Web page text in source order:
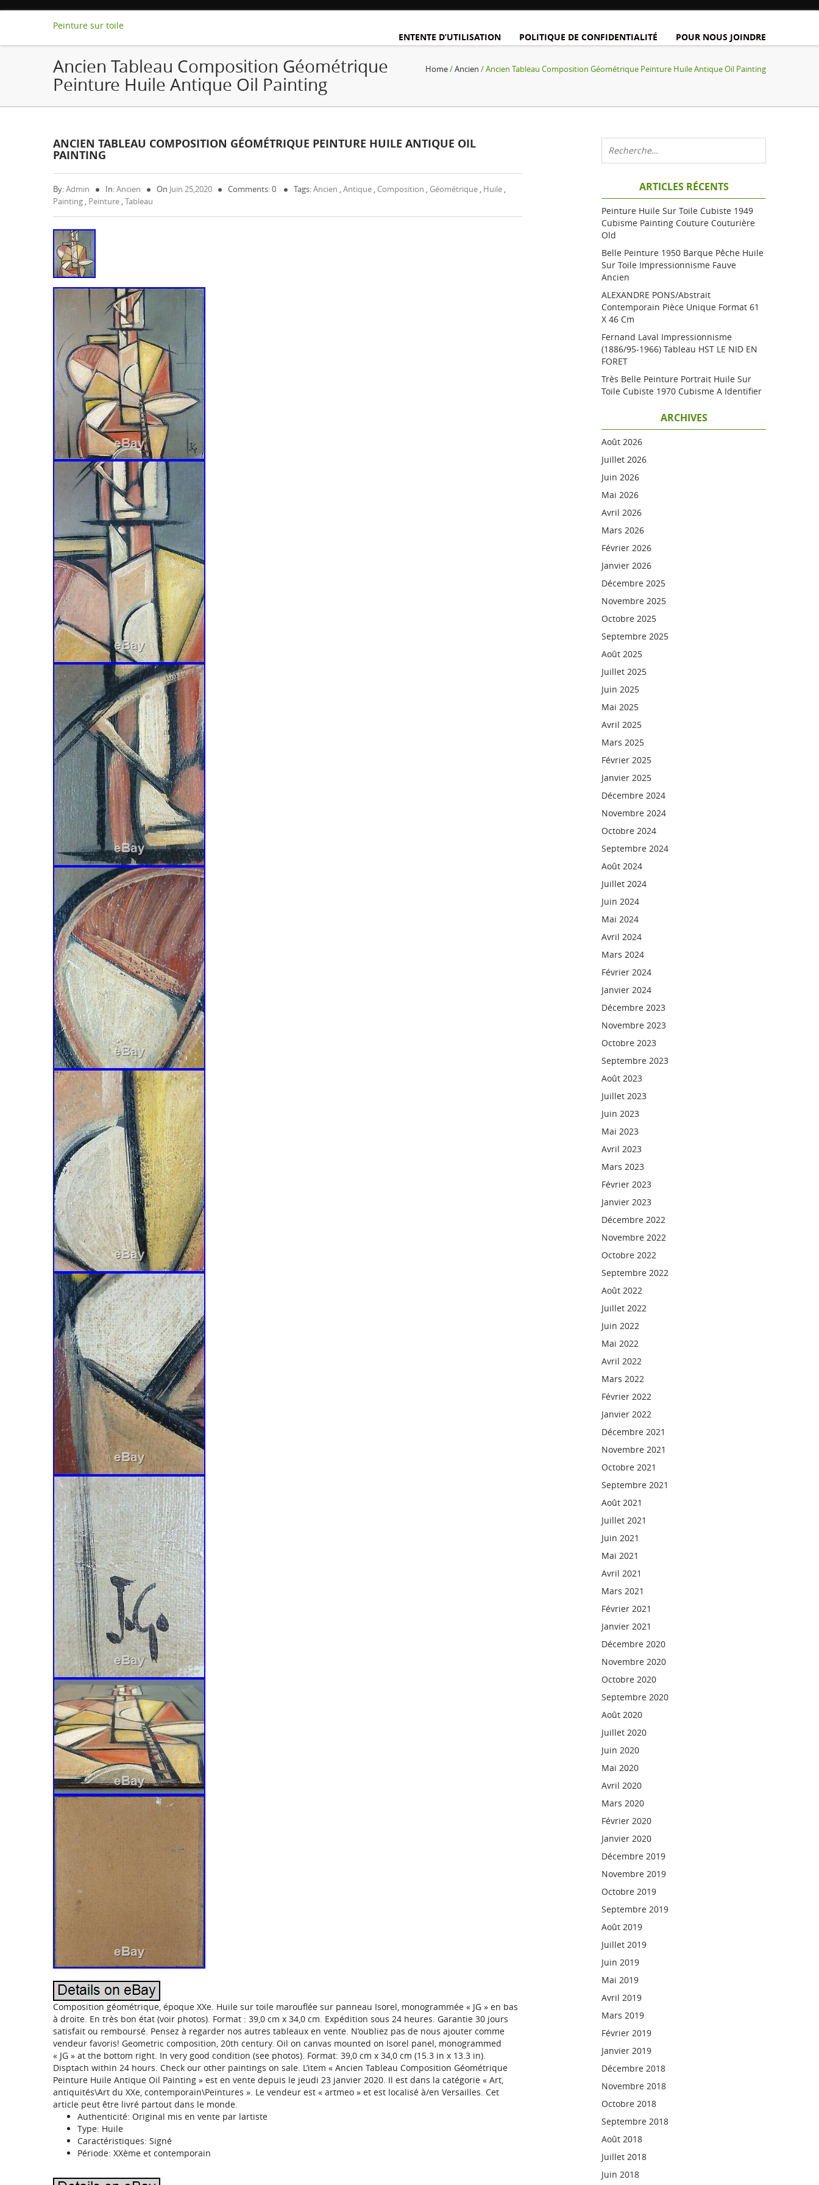
Peinture sur toile
ENTENTE D’UTILISATION
POLITIQUE DE CONFIDENTIALITÉ POUR NOUS JOINDRE
Ancien Tableau Composition Géométrique
Peinture Huile Antique Oil Painting
Home/Ancien / Ancien Tableau Composition Géométrique Peinture Huile Antique Oil Painting
ANCIEN TABLEAU COMPOSITION GÉOMÉTRIQUE PEINTURE HUILE ANTIQUE OIL
PAINTING
By:Admin In:Ancien On Juin 25,2020 Comments: 0 Tags:Ancien ,Antique , Composition , Géométrique , Huile ,
Painting , Peinture ,Tableau
Composition géométrique, époque XXe. Huile sur toile marouflée sur panneau Isorel, monogrammée « JG » en bas
à droite. En très bon état (voir photos). Format : 39,0 cm x 34,0 cm. Expédition sous 24 heures. Garantie 30 jours
satisfait ou remboursé. Pensez à regarder nos autres tableaux en vente. N’oubliez pas de nous ajouter comme
vendeur favoris! Geometric composition, 20th century. Oil on canvas mounted on Isorel panel, monogrammed
« JG » at the bottom right. In very good condition (see photos). Format: 39,0 cm x 34,0 cm (15.3 in x 13.3 in).
Disptach within 24 hours. Check our other paintings on sale. L’item « Ancien Tableau Composition Géométrique
Peinture Huile Antique Oil Painting » est en vente depuis le jeudi 23 janvier 2020. Il est dans la catégorie « Art,
antiquités\Art du XXe, contemporain\Peintures ». Le vendeur est « artmeo » et est localisé à/en Versailles. Cet
article peut être livré partout dans le monde.
Authenticité: Original mis en vente par lartiste
Type: Huile
Caractéristiques: Signé
Période: XXème et contemporain
ARTICLES RÉCENTS
Peinture Huile Sur Toile Cubiste 1949
Cubisme Painting Couture Couturière
Old
Belle Peinture 1950 Barque Pêche Huile
Sur Toile Impressionnisme Fauve
Ancien
ALEXANDRE PONS/Abstrait
Contemporain Pièce Unique Format 61
X 46 Cm
Fernand Laval Impressionnisme
(1886/95-1966) Tableau HST LE NID EN
FORET
Très Belle Peinture Portrait Huile Sur
Toile Cubiste 1970 Cubisme A Identifier
ARCHIVES
Août 2026
Juillet 2026
Juin 2026
Mai 2026
Avril 2026
Mars 2026
Février 2026
Janvier 2026
Décembre 2025
Novembre 2025
Octobre 2025
Septembre 2025
Août 2025
Juillet 2025
Juin 2025
Mai 2025
Avril 2025
Mars 2025
Février 2025
Janvier 2025
Décembre 2024
Novembre 2024
Octobre 2024
Septembre 2024
Août 2024
Juillet 2024
Juin 2024
Mai 2024
Avril 2024
Mars 2024
Février 2024
Janvier 2024
Décembre 2023
Novembre 2023
Octobre 2023
Septembre 2023
Août 2023
Juillet 2023
Juin 2023
Mai 2023
Avril 2023
Mars 2023
Février 2023
Janvier 2023
Décembre 2022
Novembre 2022
Octobre 2022
Septembre 2022
Août 2022
Juillet 2022
Juin 2022
Mai 2022
Avril 2022
Mars 2022
Février 2022
Janvier 2022
Décembre 2021
Novembre 2021
Octobre 2021
Septembre 2021
Août 2021
Juillet 2021
Juin 2021
Mai 2021
Avril 2021
Mars 2021
Février 2021
Janvier 2021
Décembre 2020
Novembre 2020
Octobre 2020
Septembre 2020
Août 2020
Juillet 2020
Juin 2020
Mai 2020
Avril 2020
Mars 2020
Février 2020
Janvier 2020
Décembre 2019
Novembre 2019
Octobre 2019
Septembre 2019
Août 2019
Juillet 2019
Juin 2019
Mai 2019
Avril 2019
Mars 2019
Février 2019
Janvier 2019
Décembre 2018
Novembre 2018
Octobre 2018
Septembre 2018
Août 2018
Juillet 2018
Juin 2018